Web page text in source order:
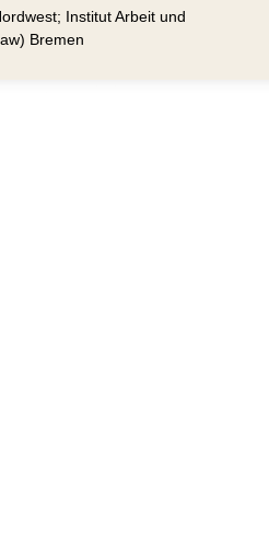
Institut Arbeit und
Bremen